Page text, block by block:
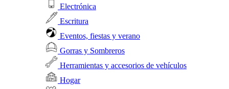
Electrónica
Escritura
Eventos, fiestas y verano
Gorras y Sombreros
Herramientas y accesorios de vehículos
Hogar